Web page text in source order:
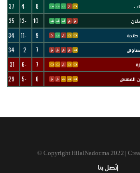
ت خ ف ف ف 8
-4
37
خ خ ف ف ف 10
-13
35
ت ت خ ف خ 9
-11
34
ت خ خ خ خ 7
2
34
ت ت خ ت ت 7
-6
31
ت ت ت خ خ 6
-5
29
Copyright HilalNador.ma 2022 |
©
إتّصل بنا